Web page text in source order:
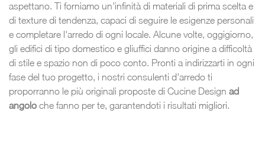
aspettano. Ti forniamo un'infinità di materiali di prima scelta e
di texture di tendenza, capaci di seguire le esigenze personali
e completare l'arredo di ogni locale. Alcune volte, oggigiorno,
gli edifici di tipo domestico e gliuffici danno origine a difficoltà
di stile e spazio non di poco conto. Pronti a indirizzarti in ogni
fase del tuo progetto, i nostri consulenti d'arredo ti
proporranno le più originali proposte di Cucine Design ad
angolo che fanno per te, garantendoti i risultati migliori.